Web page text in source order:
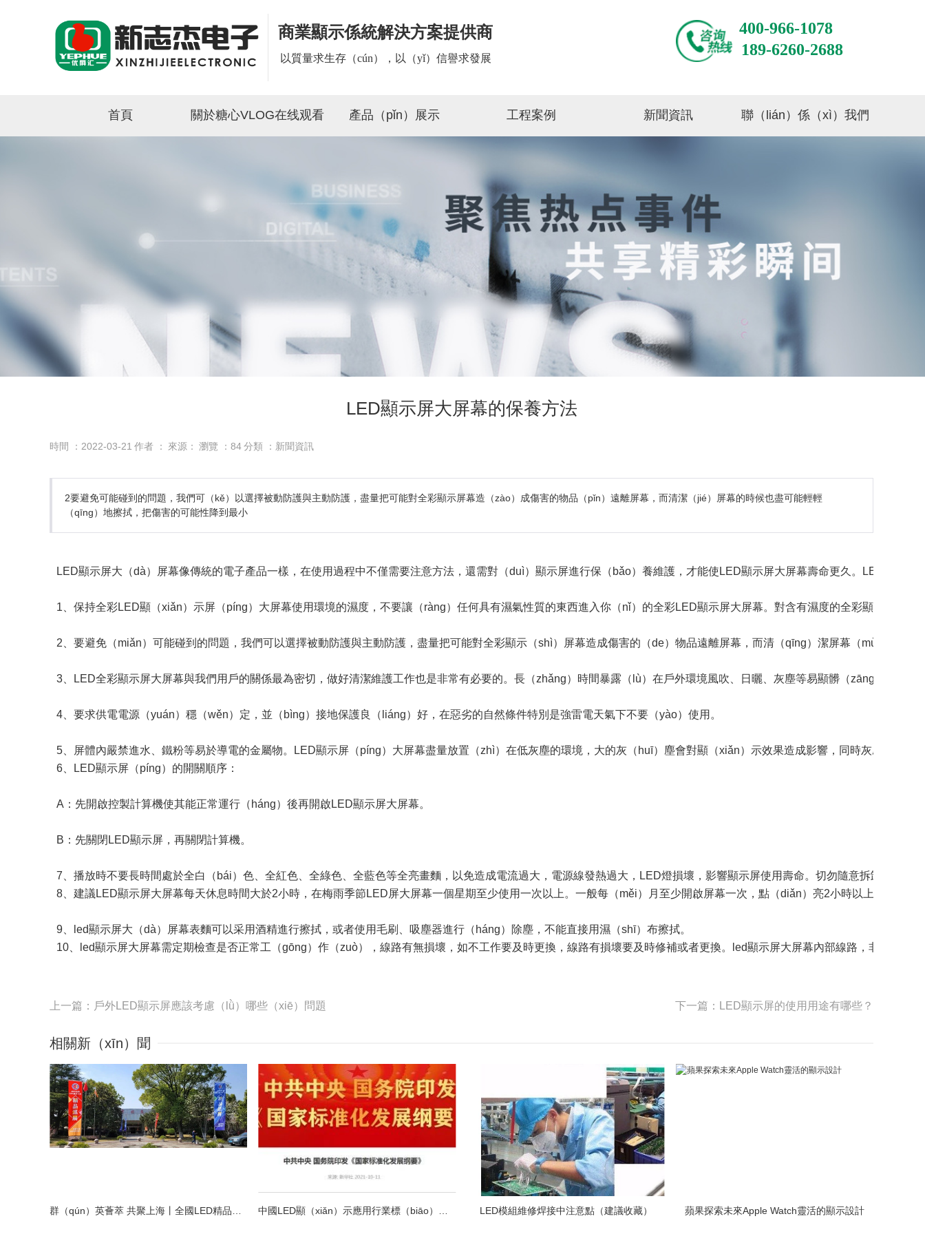
商業顯示係統解決方案提供商
以質量求生存（cún），以（yǐ）信譽求發展
400-966-1078
189-6260-2688
首頁 關於糖心VLOG在线观看 產品（pǐn）展示 工程案例 新聞資訊 聯（lián）係（xì）我們
LED顯示屏大屏幕的保養方法
時間 ：2022-03-21 作者 ： 來源： 瀏覽 ： 84分類 ：新聞資訊
2要避免可能碰到的問題，我們可（kě）以選擇被動防護與主動防護，盡量把可能對全彩顯示屏幕造（zào）成傷害的物品（pǐn）遠離屏幕，而清潔（jié）屏幕的時候也盡可能輕輕
（qīng）地擦拭，把傷害的可能性降到最小
LED顯示屏大（dà）屏幕像傳統的電子產品一樣，在使用過程中不僅需要注意方法，還需對（duì）顯示屏進行保（bǎo）養維護，才能使LED顯示屏大屏幕壽命更久。LED全
1、保持全彩LED顯（xiǎn）示屏（píng）大屏幕使用環境的濕度，不要讓（ràng）任何具有濕氣性質的東西進入你（nǐ）的全彩LED顯示屏大屏幕。對含有濕度的全彩顯示屏大
2、要避免（miǎn）可能碰到的問題，我們可以選擇被動防護與主動防護，盡量把可能對全彩顯示（shì）屏幕造成傷害的（de）物品遠離屏幕，而清（qīng）潔屏幕（mù）的時
3、LED全彩顯示屏大屏幕與我們用戶的關係最為密切，做好清潔維護工作也是非常有必要的。長（zhǎng）時間暴露（lù）在戶外環境風吹、日曬、灰塵等易顯髒（zāng），
4、要求供電電源（yuán）穩（wěn）定，並（bìng）接地保護良（liáng）好，在惡劣的自然條件特別是強雷電天氣下不要（yào）使用。
5、屏體內嚴禁進水、鐵粉等易於導電的金屬物。LED顯示屏（píng）大屏幕盡量放置（zhì）在低灰塵的環境，大的灰（huī）塵會對顯（xiǎn）示效果造成影響，同時灰塵過多
6、LED顯示屏（píng）的開關順序：
A：先開啟控製計算機使其能正常運行（háng）後再開啟LED顯示屏大屏幕。
B：先關閉LED顯示屏，再關閉計算機。
7、播放時不要長時間處於全白（bái）色、全紅色、全綠色、全藍色等全亮畫麵，以免造成電流過大，電源線發熱過大，LED燈損壞，影響顯示屏使用壽命。切勿隨意拆卸、拚接
8、建議LED顯示屏大屏幕每天休息時間大於2小時，在梅雨季節LED屏大屏幕一個星期至少使用一次以上。一般每（měi）月至少開啟屏幕一次，點（diǎn）亮2小時以上。
9、led顯示屏大（dà）屏幕表麵可以采用酒精進行擦拭，或者使用毛刷、吸塵器進行（háng）除塵，不能直接用濕（shī）布擦拭。
10、led顯示屏大屏幕需定期檢查是否正常工（gōng）作（zuò），線路有無損壞，如不工作要及時更換，線路有損壞要及時修補或者更換。led顯示屏大屏幕內部線路，非專業
上一篇：戶外LED顯示屏應該考慮（lǜ）哪些（xiē）問題 下一篇：LED顯示屏的使用用途有哪些？
相關新（xīn）聞
群（qún）英薈萃 共聚上海丨全國LED精品巡展攜手（shǒu）共謀行業（yè）發展大計 中國LED顯（xiǎn）示應用行業標（biāo）準情況一覽 LED模組維修焊接中注意點（建議收藏） 蘋果探索未來Apple Watch靈活的顯示設計